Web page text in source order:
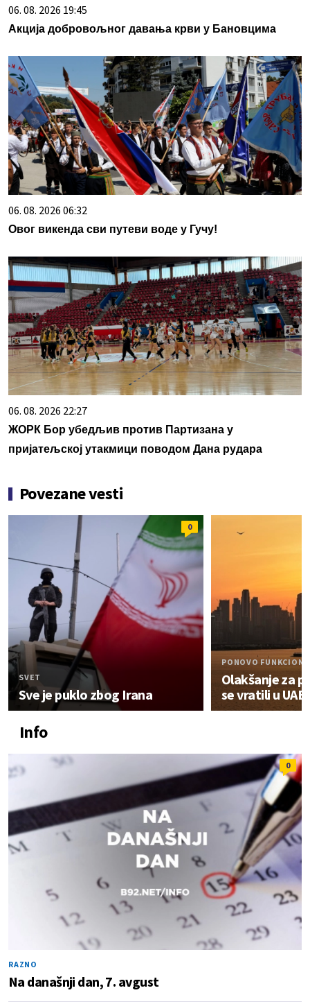
06. 08. 2026 19:45
Акција добровољног давања крви у Бановцима
06. 08. 2026 06:32
Овог викенда сви путеви воде у Гучу!
06. 08. 2026 22:27
ЖОРК Бор убедљив против Партизана у
пријатељској утакмици поводом Дана рудара
Povezane vesti
0
SVET
Sve je puklo zbog Irana
PONOVO
Olakšanje za
se vratili u UAE
Info
0
RAZNO
Na današnji dan, 7. avgust